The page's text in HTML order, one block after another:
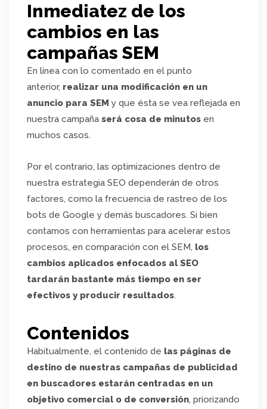
Inmediatez de los
cambios en las
campañas SEM
En línea con lo comentado en el punto
anterior, realizar una modificación en un
anuncio para SEM y que ésta se vea reflejada en
nuestra campaña será cosa de minutos en
muchos casos.
Por el contrario, las optimizaciones dentro de
nuestra estrategia SEO dependerán de otros
factores, como la frecuencia de rastreo de los
bots de Google y demás buscadores. Si bien
contamos con herramientas para acelerar estos
procesos, en comparación con el SEM, los
cambios aplicados enfocados al SEO
tardarán bastante más tiempo en ser
efectivos y producir resultados.
Contenidos
Habitualmente, el contenido de las páginas de
destino de nuestras campañas de publicidad
en buscadores estarán centradas en un
objetivo comercial o de conversión, priorizando